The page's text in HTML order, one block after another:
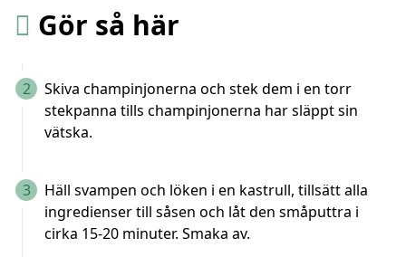
Gör så här
2
Skiva champinjonerna och stek dem i en torr
stekpanna tills champinjonerna har släppt sin
vätska.
3
Häll svampen och löken i en kastrull, tillsätt alla
ingredienser till såsen och låt den småputtra i
cirka 15-20 minuter. Smaka av.